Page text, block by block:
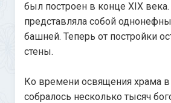
был построен в конце XIX
представляла собой
башней. Теперь от постройки
стены.
Ко времени освящения храма
собралось несколько тысяч